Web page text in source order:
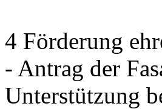
4 Förderung
- Antrag der
Unterstützung